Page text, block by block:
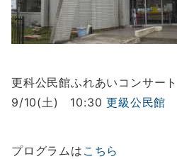
更科公民館ふれあいコンサート
9/10(土) 10:30更級公民館
プログラムは こちら